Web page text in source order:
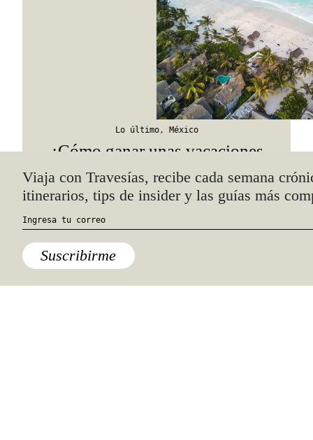
Lo último, México
¿Cómo ganar unas vacaciones
gratis en el Caribe Mexicano por
20 años?